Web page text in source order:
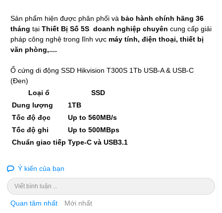
Sản phẩm hiện được phân phối và bảo hành chính hãng 36
tháng tại Thiết Bị Số 5S doanh nghiệp chuyên cung cấp giải
pháp công nghệ trong lĩnh vực máy tính, điện thoại, thiết bị
văn phòng,....
Ổ cứng di động SSD Hikvision T300S 1Tb USB-A & USB-C
(Đen)
Loại ổ
SSD
Dung lượng
1TB
Tốc độ đọc
Up to 560MB/s
Tốc độ ghi
Up to 500MBps
Chuẩn giao tiếp Type-C và USB3.1
Ý kiến của bạn
Viết bình luận ...
Quan tâm nhất Mới nhất